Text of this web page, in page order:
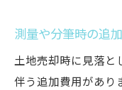
測量や分筆時の追
土地売却時に見落と
伴う追加費用があり